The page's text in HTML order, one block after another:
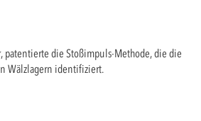
patentierte die Stoßimpuls-Methode, die die
Wälzlagern identifiziert.